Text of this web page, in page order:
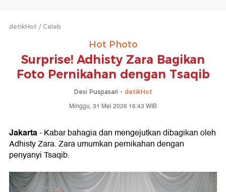
detikHot Celeb
Hot Photo
Surprise! Adhisty Zara Bagikan
Foto Pernikahan dengan Tsaqib
Desi Puspasari - detikHot
Minggu, 31 Mei 2026 16:43 WIB
Jakarta- Kabar bahagia dan mengejutkan dibagikan oleh
Adhisty Zara. Zara umumkan pernikahan dengan
penyanyi Tsaqib.